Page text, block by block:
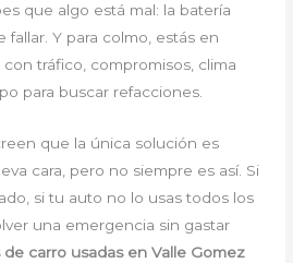
que algo está mal: la batería
Y para colmo, estás en
con tráfico, compromisos, clima
para buscar refacciones.
que la única solución es
cara, pero no siempre es así. Si
si tu auto no lo usas todos los
una emergencia sin gastar
de carro usadas en Valle Gomez